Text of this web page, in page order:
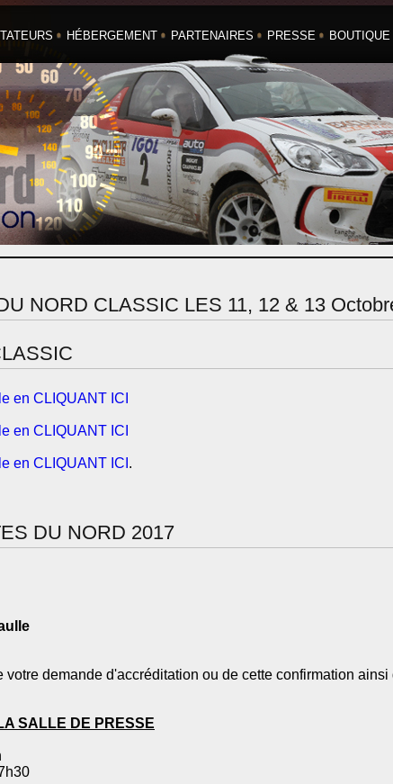
HÉBERGEMENT PARTENAIRES PRESSE BOUTIQUE
NORD CLASSIC LES 11, 12 & 13
en CLIQUANT ICI
en CLIQUANT ICI
en CLIQUANT ICI .
DU NORD 2017
demande d'accréditation ou de cette confirmation
SALLE DE PRESSE